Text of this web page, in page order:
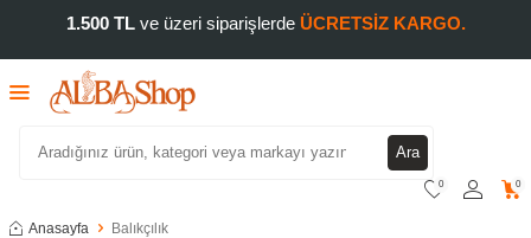
1.500 TLve üzeri siparişlerde ÜCRETSİZ KARGO.
Ara
0 0
Anasayfa Balıkçılık